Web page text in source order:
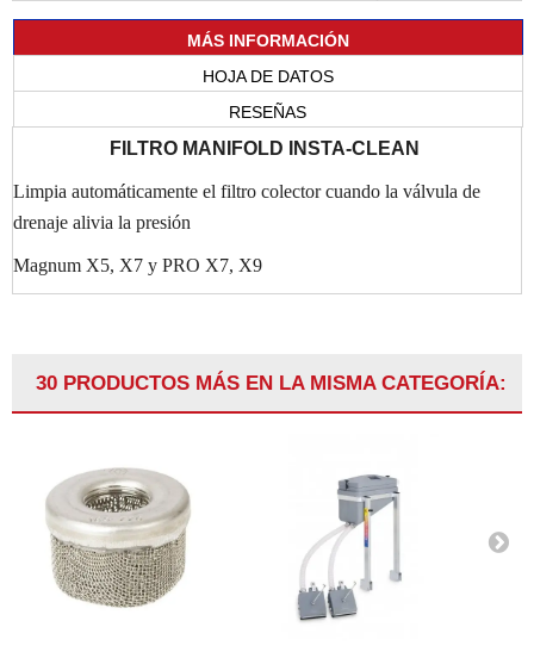
MÁS INFORMACIÓN
HOJA DE DATOS
RESEÑAS
FILTRO MANIFOLD INSTA-CLEAN
Limpia automáticamente el filtro colector cuando la válvula de
drenaje alivia la presión
Magnum X5, X7 y PRO X7, X9
30 PRODUCTOS MÁS EN LA MISMA CATEGORÍA: